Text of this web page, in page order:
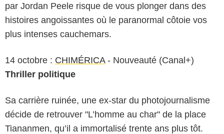
par Jordan Peele risque de vous plonger dans des
histoires angoissantes où le paranormal côtoie vos
plus intenses cauchemars.
14 octobre : CHIMÉRICA- Nouveauté (Canal+)
Thriller politique
Sa carrière ruinée, une ex-star du photojournalisme
décide de retrouver "L’homme au char" de la place
Tiananmen, qu’il a immortalisé trente ans plus tôt.